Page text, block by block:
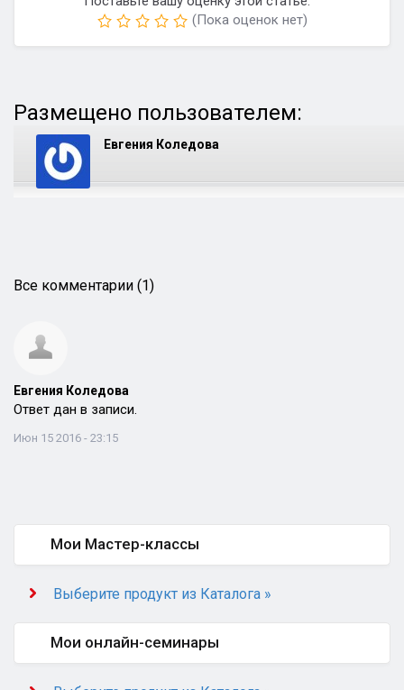
(Пока оценок нет)
Размещено пользователем:
Евгения Коледова
Все комментарии (1)
Евгения Коледова
Ответ дан в записи.
Июн 15 2016 - 23:15
Мои Мастер-классы
Выберите продукт из Каталога »
Мои онлайн-семинары